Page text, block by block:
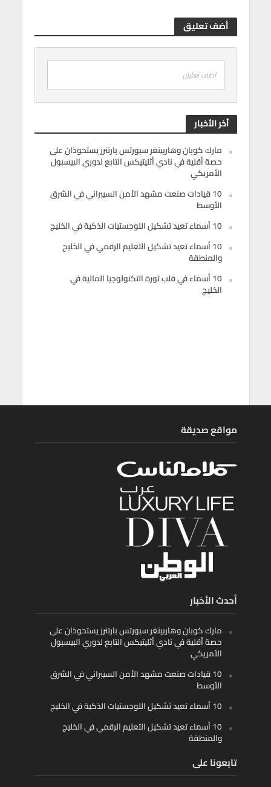
أضف تعليق
اضف تعليق
أخر الأخبار
مارك كوبان وهاربينغر سبورتس بارتنرز يستحوذان على
حصة أقلية في نادي أثليتيكس التابع لدوري البيسبول
الأمريكي
10 قيادات صنعت مشهد الأمن السيبراني في الشرق
الأوسط
10 أسماء تعيد تشكيل اللوجستيات الذكية في الخليج
10 أسماء تعيد تشكيل التعليم الرقمي في الخليج
والمنطقة
10 أسماء في قلب ثورة التكنولوجيا المالية في
الخليج
مواقع صديقة
أحدث الأخبار
مارك كوبان وهاربينغر سبورتس بارتنرز يستحوذان على
حصة أقلية في نادي أثليتيكس التابع لدوري البيسبول
الأمريكي
10 قيادات صنعت مشهد الأمن السيبراني في الشرق
الأوسط
10 أسماء تعيد تشكيل اللوجستيات الذكية في الخليج
10 أسماء تعيد تشكيل التعليم الرقمي في الخليج
والمنطقة
تابعونا على